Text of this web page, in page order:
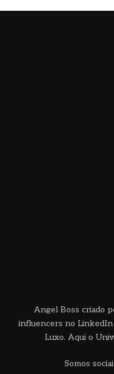
Angel Boss criado
influencers no
Luxo. Aqui o
Somos